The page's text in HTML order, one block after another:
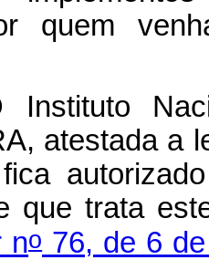
quem
atestada a
fica
que trata
no76, de 6 de